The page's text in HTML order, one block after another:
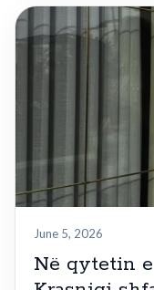
June 5, 2026
Në qytetin